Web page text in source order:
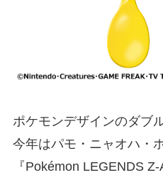
ポケモンデザインのダブ
今年はパモ・ニャオハ・
『Pokémon LEGENDS